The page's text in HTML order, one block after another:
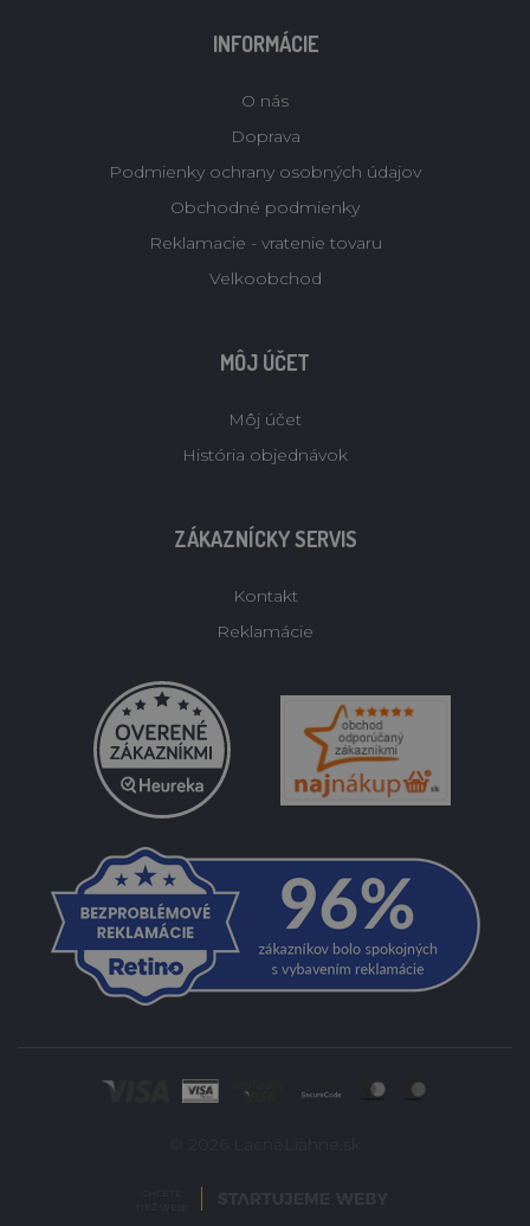
INFORMÁCIE
O nás
Doprava
Podmienky ochrany osobných údajov
Obchodné podmienky
Reklamacie - vratenie tovaru
Velkoobchod
MÔJ ÚČET
Môj účet
História objednávok
ZÁKAZNÍCKY SERVIS
Kontakt
Reklamácie